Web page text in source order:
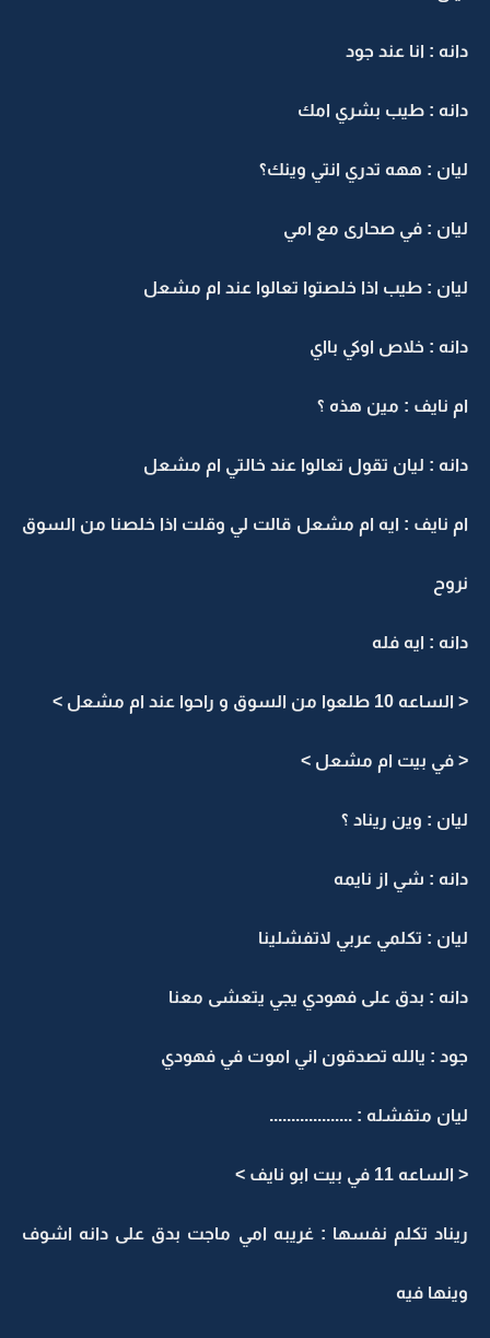
دانه : انا عند جود
دانه : طيب بشري امك
ليان : ههه تدري انتي وينك؟
ليان : في صحارى مع امي
ليان : طيب اذا خلصتوا تعالوا عند ام مشعل
دانه : خلاص اوكي بااي
ام نايف : مين هذه ؟
دانه : ليان تقول تعالوا عند خالتي ام مشعل
ام نايف : ايه ام مشعل قالت لي وقلت اذا خلصنا من السوق
نروح
دانه : ايه فله
< الساعه 10 طلعوا من السوق و راحوا عند ام مشعل >
< في بيت ام مشعل >
ليان : وين ريناد ؟
دانه : شي از نايمه
ليان : تكلمي عربي لاتفشلينا
دانه : بدق على فهودي يجي يتعشى معنا
جود : يالله تصدقون اني اموت في فهودي
ليان متفشله : ...................
< الساعه 11 في بيت ابو نايف >
ريناد تكلم نفسها : غريبه امي ماجت بدق على دانه اشوف
وينها فيه